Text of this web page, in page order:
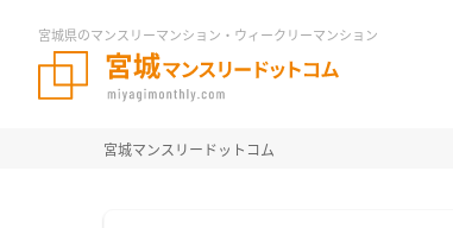
宮城県のマンスリーマンション・ウィークリーマンション
宮城マンスリードットコム